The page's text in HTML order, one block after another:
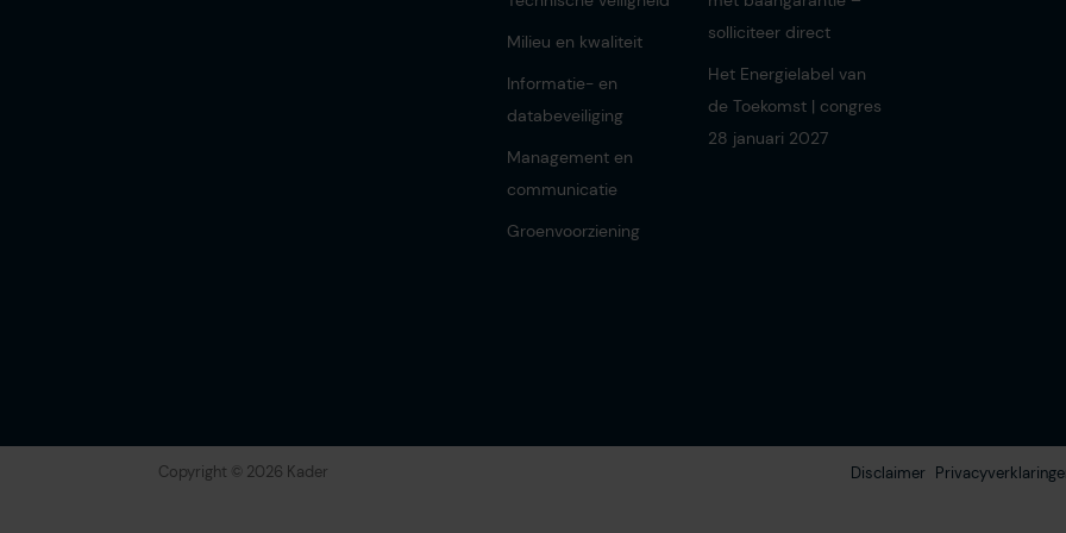
Milieu en kwaliteit
Informatie- en
databeveiliging
Management en
communicatie
Groenvoorziening
solliciteer direct
Het Energielabel van
de Toekomst | congres
28 januari 2027
Copyright © 2026 Kader Disclaimer